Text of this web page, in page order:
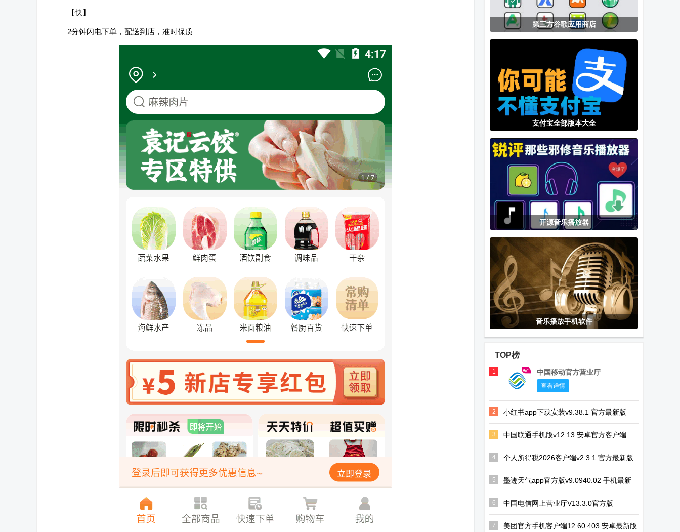
【快】
2分钟闪电下单，配送到店，准时保质
pxvr官方主页
幻路搜索下载
虚拟大师内置
第三方谷歌应用商店
支付宝全部版本大全
开源音乐播放器
音乐播放手机软件
TOP榜
1 中国移动官方营业厅
查看详情
2 小红书app下载安装v9.38.1 官方最新版
3 中国联通手机版v12.13 安卓官方客户端
4 个人所得税2026客户端v2.3.1 官方最新版
5
墨迹天气app官方版v9.0940.02 手机最新
版
6 中国电信网上营业厅V13.3.0官方版
7 美团官方手机客户端12.60.403 安卓最新版